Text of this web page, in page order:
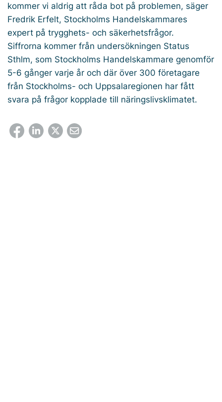
kommer vi aldrig att råda bot på problemen, säger
Fredrik Erfelt, Stockholms Handelskammares
expert på trygghets- och säkerhetsfrågor.
Siffrorna kommer från undersökningen Status
Sthlm, som Stockholms Handelskammare genomför
5-6 gånger varje år och där över 300 företagare
från Stockholms- och Uppsalaregionen har fått
svara på frågor kopplade till näringslivsklimatet.